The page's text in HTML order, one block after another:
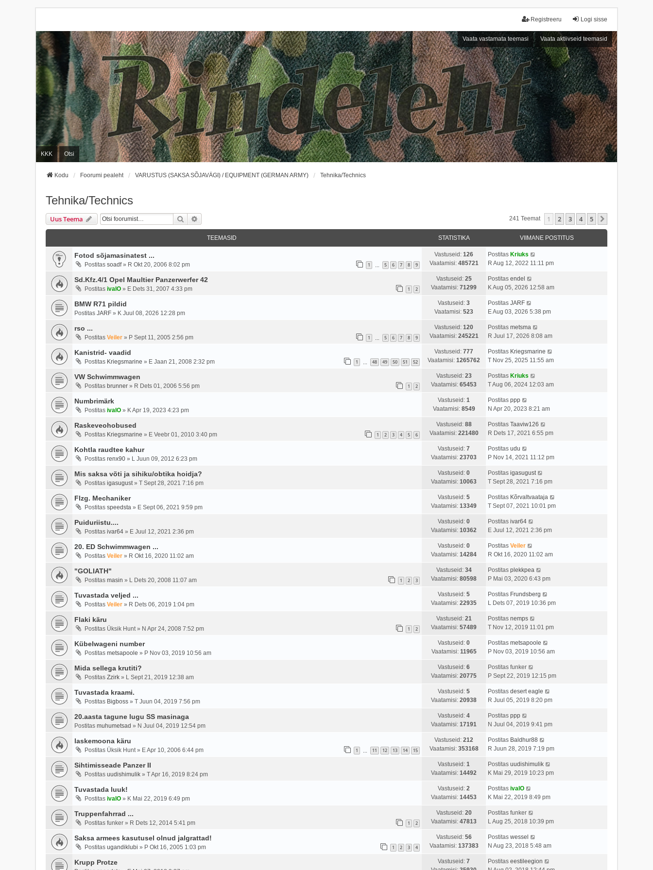
Logi sisse
Registreeru
Vaata vastamata teemasi Vaata aktiivseid teemasid
KKK Otsi
Kodu Foorumi pealeht VARUSTUS (SAKSA SÕJAVÄGI) / EQUIPMENT (GERMAN ARMY) Tehnika/Technics
Tehnika/Technics
Uus Teema Otsi 241 Teemat 1 2 3 4 5
TEEMASID STATISTIKA VIIMANE POSTITUS
Fotod sõjamasinatest ...
Postitas soadf» R Okt 20, 2006 8:02 pm 1 5 6 7 8 9
Vastuseid: 126
Vaatamisi: 485721
Postitas Kriuks
R Aug 12, 2022 11:11 pm
Sd.Kfz.4/1 Opel Maultier Panzerwerfer 42
Postitas ivalO » E Dets 31, 2007 4:33 pm 1 2
Vastuseid: 25
Vaatamisi: 71299
Postitas endel
K Aug 05, 2026 12:58 am
BMW R71 pildid
Postitas JARF » K Juul 08, 2026 12:28 pm
Vastuseid: 3
Vaatamisi: 523
Postitas JARF
E Aug 03, 2026 5:38 pm
rso ...
Postitas Veiler » P Sept 11, 2005 2:56 pm 1 5 6 7 8 9
Vastuseid: 120
Vaatamisi: 245221
Postitas metsma
R Juul 17, 2026 8:08 am
Kanistrid- vaadid
Postitas Kriegsmarine » E Jaan 21, 2008 2:32 pm 1 48 49 50 51 52
Vastuseid: 777
Vaatamisi: 1265762
Postitas Kriegsmarine
T Nov 25, 2025 11:55 am
VW Schwimmwagen
Postitas brunner » R Dets 01, 2006 5:56 pm 1 2
Vastuseid: 23
Vaatamisi: 65453
Postitas Kriuks
T Aug 06, 2024 12:03 am
Numbrimärk
Postitas ivalO » K Apr 19, 2023 4:23 pm
Vastuseid: 1
Vaatamisi: 8549
Postitas ppp
N Apr 20, 2023 8:21 am
Raskeveohobused
Postitas Kriegsmarine » E Veebr 01, 2010 3:40 pm 1 2 3 4 5 6
Vastuseid: 88
Vaatamisi: 221480
Postitas Taaviw126
R Dets 17, 2021 6:55 pm
Kohtla raudtee kahur
Postitas renx90 » L Juun 09, 2012 6:23 pm
Vastuseid: 7
Vaatamisi: 23703
Postitas udu
P Nov 14, 2021 11:12 pm
Mis saksa võti ja sihiku/obtika hoidja?
Postitas igasugust» T Sept 28, 2021 7:16 pm
Vastuseid: 0
Vaatamisi: 10063
Postitas igasugust
T Sept 28, 2021 7:16 pm
Flzg. Mechaniker
Postitas speedsta » E Sept 06, 2021 9:59 pm
Vastuseid: 5
Vaatamisi: 13349
Postitas Kõrvaltvaataja
T Sept 07, 2021 10:01 pm
Puiduriistu....
Postitas ivar64 » E Juul 12, 2021 2:36 pm
Vastuseid: 0
Vaatamisi: 10362
Postitas ivar64
E Juul 12, 2021 2:36 pm
20. ED Schwimmwagen ...
Postitas Veiler » R Okt 16, 2020 11:02 am
Vastuseid: 0
Vaatamisi: 14284
Postitas Veiler
R Okt 16, 2020 11:02 am
"GOLIATH"
Postitas masin » L Dets 20, 2008 11:07 am 1 2 3
Vastuseid: 34
Vaatamisi: 80598
Postitas plekkpea
P Mai 03, 2020 6:43 pm
Tuvastada veljed ...
Postitas Veiler » R Dets 06, 2019 1:04 pm
Vastuseid: 5
Vaatamisi: 22935
Postitas Frundsberg
L Dets 07, 2019 10:36 pm
Flaki käru
Postitas Üksik Hunt» N Apr 24, 2008 7:52 pm 1 2
Vastuseid: 21
Vaatamisi: 57489
Postitas nemps
T Nov 12, 2019 11:01 pm
Kübelwageni number
Postitas metsapoole » P Nov 03, 2019 10:56 am
Vastuseid: 0
Vaatamisi: 11965
Postitas metsapoole
P Nov 03, 2019 10:56 am
Mida sellega krutiti?
Postitas Zzirk » L Sept 21, 2019 12:38 am
Vastuseid: 6
Vaatamisi: 20775
Postitas funker
P Sept 22, 2019 12:15 pm
Tuvastada kraami.
Postitas Bigboss » T Juun 04, 2019 7:56 pm
Vastuseid: 5
Vaatamisi: 20938
Postitas desert eagle
R Juul 05, 2019 8:20 pm
20.aasta tagune lugu SS masinaga
Postitas muhumetsad » N Juul 04, 2019 12:54 pm
Vastuseid: 4
Vaatamisi: 17191
Postitas ppp
N Juul 04, 2019 9:41 pm
laskemoona käru
Postitas Üksik Hunt» E Apr 10, 2006 6:44 pm 1 11 12 13 14 15
Vastuseid: 212
Vaatamisi: 353168
Postitas Baldhur88
R Juun 28, 2019 7:19 pm
Sihtimisseade Panzer II
Postitas uudishimulik » T Apr 16, 2019 8:24 pm
Vastuseid: 1
Vaatamisi: 14492
Postitas uudishimulik
K Mai 29, 2019 10:23 pm
Tuvastada luuk!
Postitas ivalO » K Mai 22, 2019 6:49 pm
Vastuseid: 2
Vaatamisi: 14453
Postitas ivalO
K Mai 22, 2019 8:49 pm
Truppenfahrrad ...
Postitas funker » R Dets 12, 2014 5:41 pm 1 2
Vastuseid: 20
Vaatamisi: 47813
Postitas funker
L Aug 25, 2018 10:39 pm
Saksa armees kasutusel olnud jalgrattad!
Postitas ugandiklubi » P Okt 16, 2005 1:03 pm 1 2 3 4
Vastuseid: 56
Vaatamisi: 137383
Postitas wessel
N Aug 23, 2018 5:48 am
Krupp Protze Vastuseid: 7
Postitas eestileegion